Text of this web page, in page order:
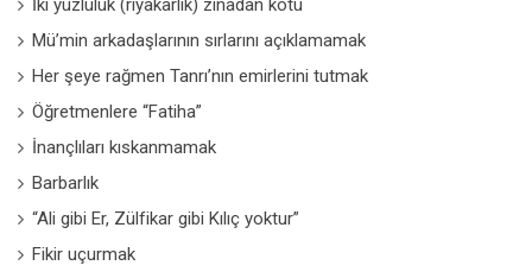
İki yüzlülük (riyâkarlık) zinadan kötü
Mü’min arkadaşlarının sırlarını açıklamamak
Her şeye rağmen Tanrı’nın emirlerini tutmak
Öğretmenlere “Fatiha”
İnançlıları kıskanmamak
Barbarlık
“Ali gibi Er, Zülfikar gibi Kılıç yoktur”
Fikir uçurmak